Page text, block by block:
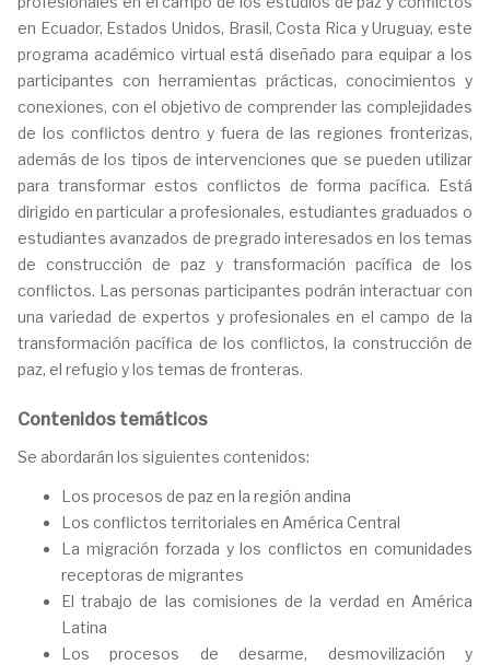
en Ecuador, Estados Unidos, Brasil, Costa Rica y Uruguay, este
programa académico virtual está diseñado para equipar a los
participantes con herramientas prácticas, conocimientos y
conexiones, con el objetivo de comprender las complejidades
de los conflictos dentro y fuera de las regiones fronterizas,
además de los tipos de intervenciones que se pueden utilizar
para transformar estos conflictos de forma pacífica. Está
dirigido en particular a profesionales, estudiantes graduados o
estudiantes avanzados de pregrado interesados en los temas
de construcción de paz y transformación pacífica de los
conflictos. Las personas participantes podrán interactuar con
una variedad de expertos y profesionales en el campo de la
transformación pacífica de los conflictos, la construcción de
paz, el refugio y los temas de fronteras.
Contenidos temáticos
Se abordarán los siguientes contenidos:
Los procesos de paz en la región andina
Los conflictos territoriales en América Central
La migración forzada y los conflictos en comunidades
receptoras de migrantes
El trabajo de las comisiones de la verdad en América
Latina
Los procesos de desarme, desmovilización y